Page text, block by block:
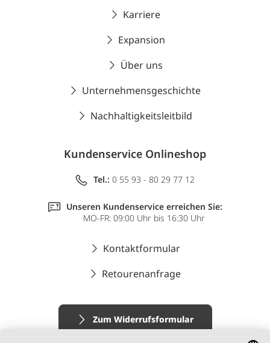
Karriere
Expansion
Über uns
Unternehmensgeschichte
Nachhaltigkeitsleitbild
Kundenservice Onlineshop
Tel.: 0 55 93 - 80 29 77 12
Unseren Kundenservice erreichen Sie:
MO-FR: 09:00 Uhr bis 16:30 Uhr
Kontaktformular
Retourenanfrage
Zum Widerrufsformular